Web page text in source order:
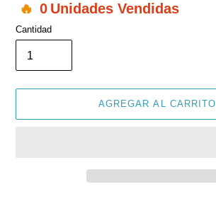
0 Unidades Vendidas
Cantidad
AGREGAR AL CARRITO